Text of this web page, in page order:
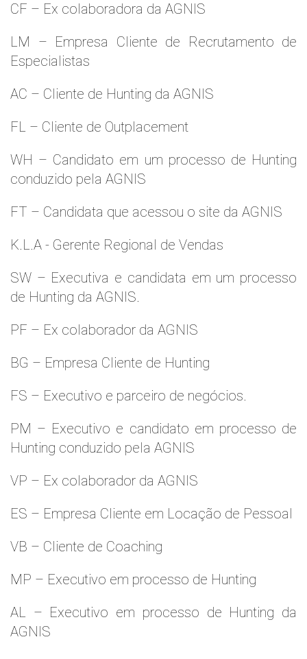
CF – Ex colaboradora da AGNIS
LM – Empresa Cliente de Recrutamento de
Especialistas
AC – Cliente de Hunting da AGNIS
FL – Cliente de Outplacement
WH – Candidato em um processo de Hunting
conduzido pela AGNIS
FT – Candidata que acessou o site da AGNIS
K.L.A - Gerente Regional de Vendas
SW – Executiva e candidata em um processo
de Hunting da AGNIS.
PF – Ex colaborador da AGNIS
BG – Empresa Cliente de Hunting
FS – Executivo e parceiro de negócios.
PM – Executivo e candidato em processo de
Hunting conduzido pela AGNIS
VP – Ex colaborador da AGNIS
ES – Empresa Cliente em Locação de Pessoal
VB – Cliente de Coaching
MP – Executivo em processo de Hunting
AL – Executivo em processo de Hunting da
AGNIS